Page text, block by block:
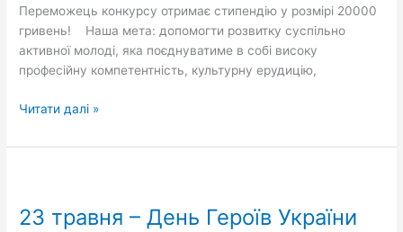
Переможець конкурсу отримає стипендію у розмірі 20000
гривень! Наша мета: допомогти розвитку суспільно
активної молоді, яка поєднуватиме в собі високу
професійну компетентність, культурну ерудицію,
Читати далі »
23 травня – День Героїв України
–